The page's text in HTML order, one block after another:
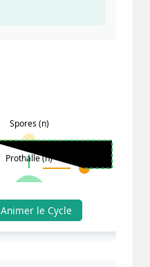
Spores (n)
Prothalle (n)
Animer le Cycle